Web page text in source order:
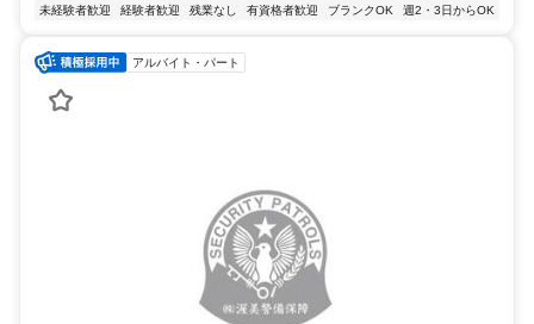
未経験者歓迎
経験者歓迎 残業なし 有資格者歓迎 ブランクOK 週2・3日からOK
アルバイト・パート